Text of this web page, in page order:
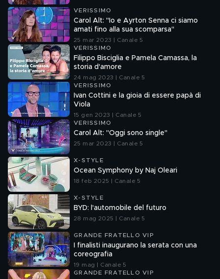
VERISSIMO
Carol Alt: "Io e Ayrton Senna ci siamo
amati fino alla sua scomparsa"
25 mar 2023 | Canale 5
VERISSIMO
Filippo Bisciglia e Pamela Camassa, la
storia d'amore
24 mag 2023 | Canale 5
VERISSIMO
Ivan Cottini e la gioia di essere papà di
Viola
15 gen 2023 | Canale 5
VERISSIMO
Carol Alt: "Oggi sono single"
25 mar 2023 | Canale 5
X-STYLE
Ocean Symphony by Naj Oleari
18 feb 2025 | Canale 5
X-STYLE
BYD: l'automobile del futuro
28 mag 2025 | Canale 5
GRANDE FRATELLO VIP
I finalisti inaugurano la serata con una
coreografia
19 mag | Canale 5
GRANDE FRATELLO VIP